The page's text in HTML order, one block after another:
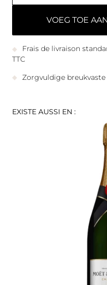
VOEG TOE
Frais de livraison
TTC
Zorgvuldige
EXISTE AUSSI EN :